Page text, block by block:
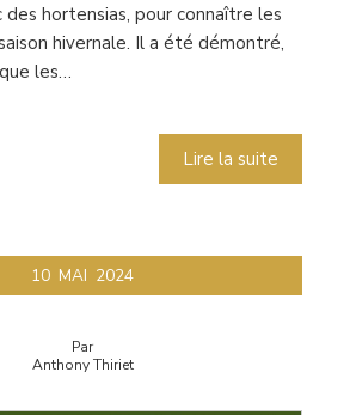
des hortensias, pour connaître les
hivernale. Il a été démontré,
les…
Lire la suite
10 MAI 2024
Par
Anthony Thiriet